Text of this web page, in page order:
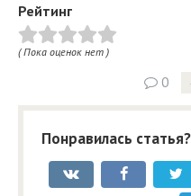
Рейтинг
( Пока оценок нет )
0
Понравилась